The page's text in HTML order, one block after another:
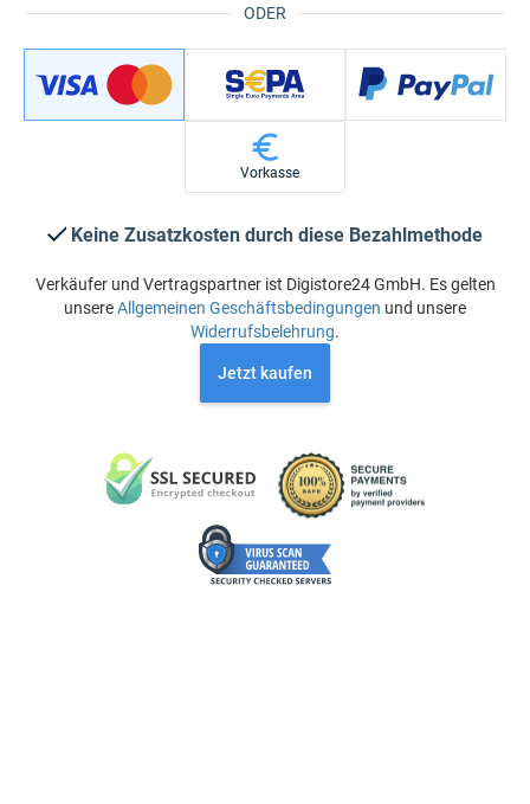
ODER
Vorkasse
Keine Zusatzkosten durch diese Bezahlmethode
Verkäufer und Vertragspartner ist Digistore24 GmbH. Es gelten
unsereAllgemeinen Geschäftsbedingungen und unsere
Widerrufsbelehrung.
Jetzt kaufen